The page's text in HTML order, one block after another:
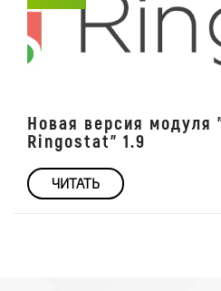
Новая версия модуля
Ringostat" 1.9
ЧИТАТЬ